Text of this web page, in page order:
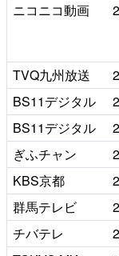
ニコニコ動画
TVQ九州放送
BS11デジタル
BS11デジタル
ぎふチャン
KBS京都
群馬テレビ
チバテレ